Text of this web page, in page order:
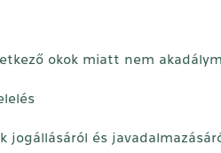
okok miatt nem
jogállásáról és